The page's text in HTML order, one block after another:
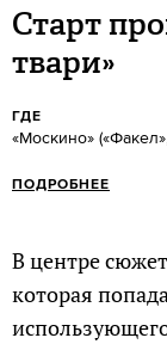
Старт
твари»
ГДЕ
«Москино»
ПОДРОБНЕЕ
В центре
которая